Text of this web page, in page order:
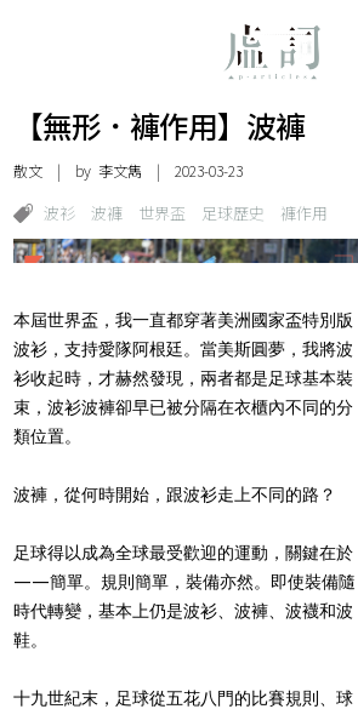
【無形．褲作用】波褲
散文 | by 李文雋 | 2023-03-23
波衫 波褲 世界盃 足球歷史 褲作用
本屆世界盃，我一直都穿著美洲國家盃特別版
波衫，支持愛隊阿根廷。當美斯圓夢，我將波
衫收起時，才赫然發現，兩者都是足球基本裝
束，波衫波褲卻早已被分隔在衣櫃內不同的分
類位置。
波褲，從何時開始，跟波衫走上不同的路？
足球得以成為全球最受歡迎的運動，關鍵在於
——簡單。規則簡單，裝備亦然。即使裝備隨
時代轉變，基本上仍是波衫、波褲、波襪和波
鞋。
十九世紀末，足球從五花八門的比賽規則、球